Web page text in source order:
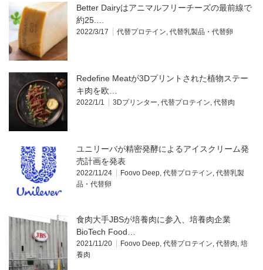
Better Dairyはアニマルフリーチーズの最前線で
約25.…
2022/3/17 代替プロテイン, 代替乳製品・代替卵
Redefine Meatが3Dプリントされた植物ステー
キ肉を欧…
2022/1/1 3Dプリンター, 代替プロテイン, 代替肉
ユニリーバが精密発酵によるアイスクリーム発
売計画を発表
2022/11/24 Foovo Deep, 代替プロテイン, 代替乳製
品・代替卵
食肉大手JBSが培養肉に参入、培養肉企業
BioTech Food…
2021/11/20 Foovo Deep, 代替プロテイン, 代替肉, 培
養肉